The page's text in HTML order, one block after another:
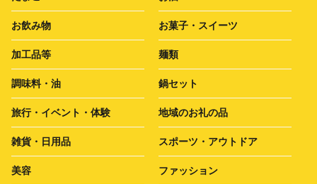
お飲み物 お菓子・スイーツ
加工品等 麺類
調味料・油 鍋セット
旅行・イベント・体験 地域のお礼の品
雑貨・日用品 スポーツ・アウトドア
美容 ファッション